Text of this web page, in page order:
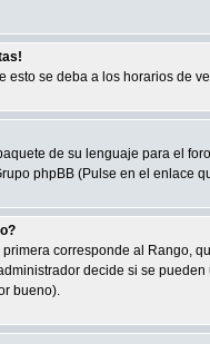
se deba a los horarios de
de su lenguaje para el
phpBB (Pulse en el enlace
corresponde al Rango,
decide si se
bueno).